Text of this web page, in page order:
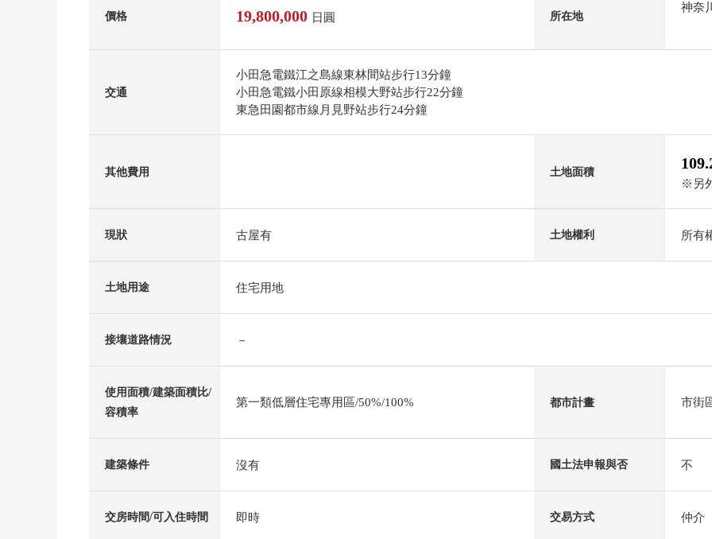
價格 19,800,000 日圓 所在地
神奈
交通
小田急電鐵江之島線東林間站步行13分鐘
小田急電鐵小田原線相模大野站步行22分鐘
東急田園都市線月見野站步行24分鐘
其他費用 土地面積
※另
現狀 古屋有 土地權利 所有
土地用途 住宅用地
接壤道路情況 －
使用面積/建築面積比/
容積率
第一類低層住宅專用區/50%/100% 都市計畫 市街
建築條件 沒有 國土法申報與否 不
交房時間/可入住時間 即時 交易方式 仲介